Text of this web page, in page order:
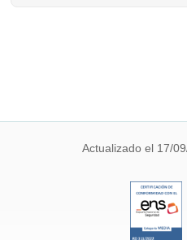
Actualizado el 17/